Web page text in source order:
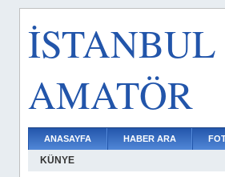
İSTANBUL
AMATÖR
ANASAYFA HABER ARA
KÜNYE